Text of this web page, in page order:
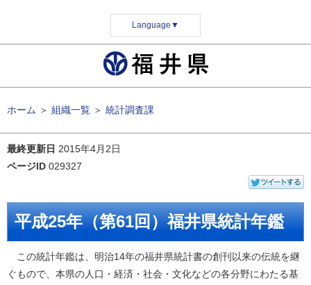
Language ▼
ホーム ＞ 組織一覧 ＞ 統計調査課
最終更新日 2015年4月2日
ページID 029327
平成25年（第61回）福井県統計年鑑
この統計年鑑は、明治14年の福井県統計書の創刊以来の伝統を継
ぐもので、本県の人口・経済・社会・文化などの各分野にわたる基